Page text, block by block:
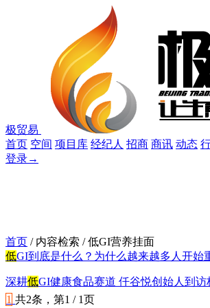
极贸易
首页 空间 项目库 经纪人 招商 商讯 动态
登录→
首页 / 内容检索 / 低GI营养挂面
低GI到底是什么？为什么越来越多人开始
深耕低GI健康食品赛道 仟谷悦创始人到
1 共2条，第1 / 1页